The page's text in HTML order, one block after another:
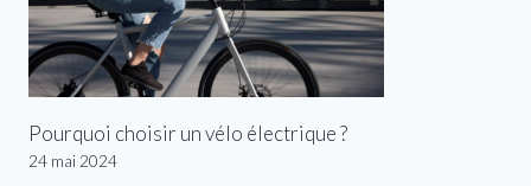
Pourquoi choisir un vélo électrique ?
24 mai 2024